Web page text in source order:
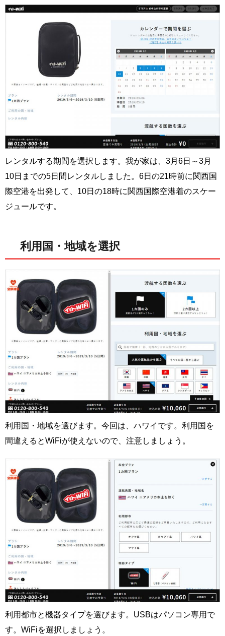
レンタルする期間を選択します。我が家は、3月6日～3月
10日までの5日間レンタルしました。6日の21時前に関西国
際空港を出発して、10日の18時に関西国際空港着のスケー
ジュールです。
利用国・地域を選択
利用国・地域を選びます。今回は、ハワイです。利用国を
間違えるとWiFiが使えないので、注意しましょう。
利用都市と機器タイプを選びます。USBはパソコン専用で
す。WiFiを選択しましょう。